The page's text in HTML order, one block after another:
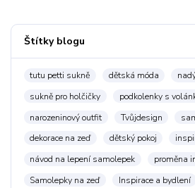
Štítky blogu
tutu petti sukně dětská móda
sukně pro holčičky
podkolenky s
narozeninový outfit
Tvůjdesign
dekorace na zeď
dětský pokoj
návod na lepení samolepek
proměna
Samolepky na zeď
Inspirace a bydlení